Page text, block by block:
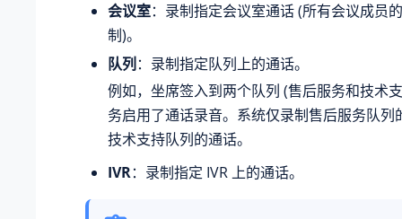
会议室：录制指定会议室通话 (所有会议成员
制)。
队列 ：录制指定队列上的通话。
例如，坐席签入到两个队列 (售后服务和技术
务启用了通话录音。系统仅录制售后服务队列
技术支持队列的通话。
IVR：录制指定 IVR 上的通话。